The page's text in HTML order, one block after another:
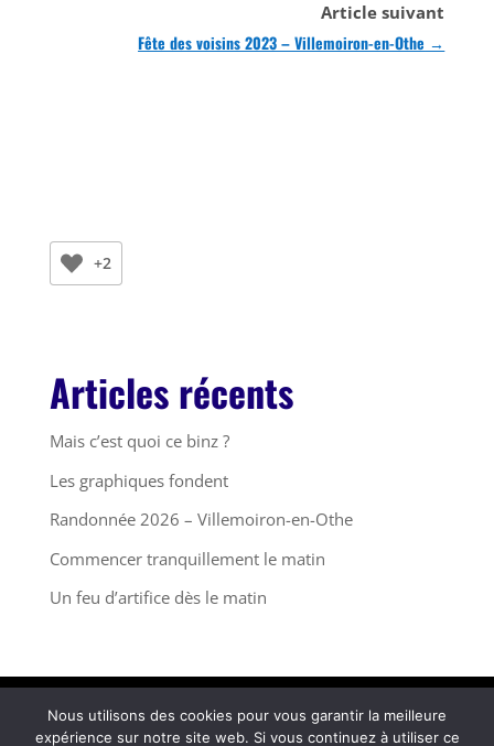
Article suivant
Fête des voisins 2023 – Villemoiron-en-Othe →
+2
Articles récents
Mais c’est quoi ce binz ?
Les graphiques fondent
Randonnée 2026 – Villemoiron-en-Othe
Commencer tranquillement le matin
Un feu d’artifice dès le matin
© 2025 Fleurs de Neige -Mentions Légales
Nous utilisons des cookies pour vous garantir la meilleure
expérience sur notre site web. Si vous continuez à utiliser ce